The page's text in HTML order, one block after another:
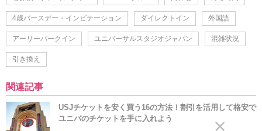
4歳バースデー・インビテーション ダイレクトイン 外国語
アーリーパークイン ユニバーサルスタジオジャパン 混雑状況
引き換え
関連記事
USJチケットを安く買う16の方法！割引を活用して格安で
ユニバのチケットを手に入れよう